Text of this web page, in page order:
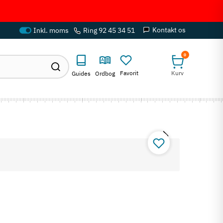
Ring 92 45 34 51 Kontakt os
Guides Ordbog Favorit
0
Kurv